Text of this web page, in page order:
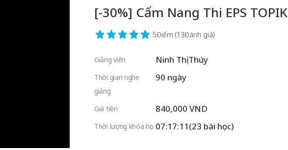
[-30%] Cẩm Nang Thi EPS TOPIK
5Điểm (13Đánh giá)
Giảng viên Ninh Thị Thúy
Thời gian nghe
giảng
90 ngày
Giá tiền 840,000 VND
Thời lượng khóa học 07:17:11(23 bài học)